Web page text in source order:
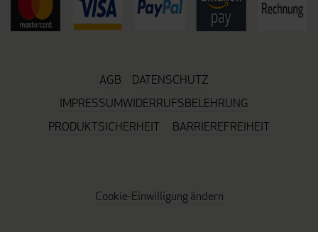
AGB
DATENSCHUTZ
IMPRESSUMWIDERRUFSBELEHRUNG
PRODUKTSICHERHEIT
BARRIEREFREIHEIT
Cookie-Einwilligung ändern